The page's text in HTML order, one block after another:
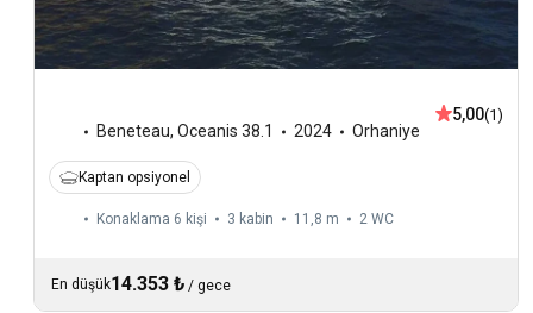
Beneteau, Oceanis 38.1 2024 Orhaniye
5,00(1)
Kaptan opsiyonel
Konaklama 6 kişi 3 kabin 11,8 m 2 WC
En düşük14.353 ₺ / gece